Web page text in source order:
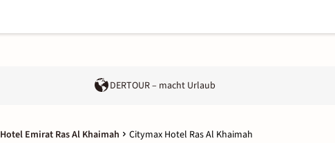
DERTOUR – macht Urlaub
Hotel Emirat Ras Al Khaimah Citymax Hotel Ras Al Khaimah